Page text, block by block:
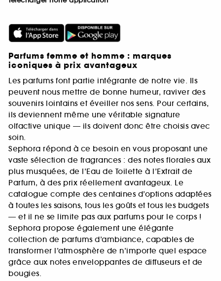
Parfums femme et homme : marques
iconiques à prix avantageux
Les parfums font partie intégrante de notre vie. Ils
peuvent nous mettre de bonne humeur, raviver des
souvenirs lointains et éveiller nos sens. Pour certains,
ils deviennent même une véritable signature
olfactive unique — ils doivent donc être choisis avec
soin.
Sephora répond à ce besoin en vous proposant une
vaste sélection de fragrances : des notes florales aux
plus musquées, de l’Eau de Toilette à l’Extrait de
Parfum, à des prix réellement avantageux. Le
catalogue compte des centaines d’options adaptées
à toutes les saisons, tous les goûts et tous les budgets
— et il ne se limite pas aux parfums pour le corps !
Sephora propose également une élégante
collection de parfums d’ambiance, capables de
transformer l’atmosphère de n’importe quel espace
grâce aux notes enveloppantes de diffuseurs et de
bougies.